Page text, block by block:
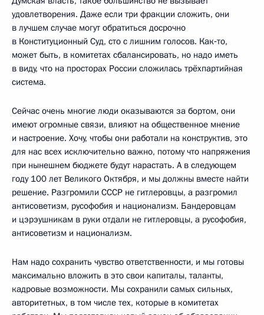
удовлетворения. Даже если три фракции сложить, они
в лучшем случае могут обратиться досрочно
в Конституционный Суд, сто с лишним голосов. Как‑то,
может быть, в комитетах сбалансировать, но надо иметь
в виду, что на просторах России сложилась трёхпартийная
система.
Сейчас очень многие люди оказываются за бортом, они
имеют огромные связи, влияют на общественное мнение
и настроение. Хочу, чтобы они работали на конструктив, это
для нас всех исключительно важно, потому что напряжения
при нынешнем бюджете будут нарастать. А в следующем
году 100 лет Великого Октября, и мы должны вместе найти
решение. Разгромили СССР не гитлеровцы, а разгромил
антисоветизм, русофобия и национализм. Бандеровцам
и цэрэушникам в руки отдали не гитлеровцы, а русофобия,
антисоветизм и национализм.
Нам надо сохранить чувство ответственности, и мы готовы
максимально вложить в это свои капиталы, таланты,
кадровые возможности. Мы сохранили самых сильных,
авторитетных, в том числе тех, которые в комитетах